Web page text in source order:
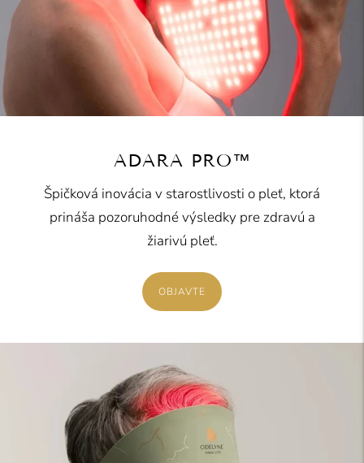
ADARA PRO™
Špičková inovácia v starostlivosti o pleť, ktorá
prináša pozoruhodné výsledky pre zdravú a
žiarivú pleť.
OBJAVTE